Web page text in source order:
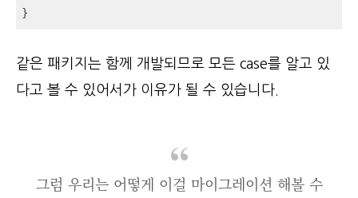
}
같은 패키지는 함께 개발되므로 모든 case를 알고 있
다고 볼 수 있어서가 이유가 될 수 있습니다.
그럼 우리는 어떻게 이걸 마이그레이션 해볼 수